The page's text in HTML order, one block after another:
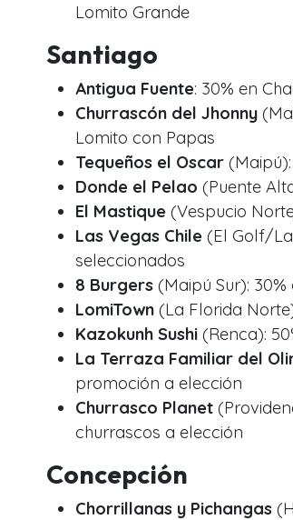
Lomito Grande
Santiago
Antigua Fuente: 30% en
Churrascón del Jhonny
Lomito con Papas
Tequeños el Oscar
Donde el Pelao (Puente
El Mastique (Vespucio
Las Vegas Chile (El Golf/
seleccionados
8 Burgers (Maipú Sur): 30%
LomiTown (La Florida
Kazokunh Sushi (Renca):
La Terraza Familiar del
promoción a elección
Churrasco Planet
churrascos a elección
Concepción
Chorrillanas y Pichangas